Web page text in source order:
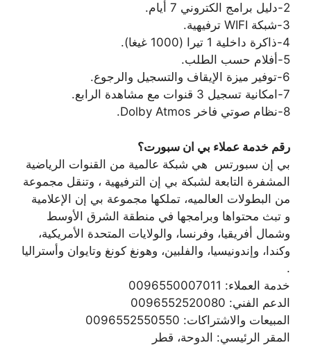
2-دليل برامج الكتروني 7 أيام.
3-شبكة WIFI ترفيهية.
4-ذاكرة داخلية 1 تيرا (1000 غيغا).
5-أفلام حسب الطلب.
6-توفير ميزة الإيقاف والتسجيل والرجوع.
7-امكانية تسجيل 3 قنوات مع مشاهدة الرابع.
8-نظام صوتي فاخر Dolby Atmos.
رقم خدمة عملاء بي ان سبورت؟
بي إن سبورتس ‏ هي شبكة عالمية من القنوات الرياضية
المشفرة التابعة لشبكة بي إن الترفيهية ‏، وتنقل مجموعة
من البطولات العالميه، تملكها مجموعة بي إن الإعلامية ‏
و تبث محتواها وبرامجها في منطقة الشرق الأوسط
وشمال أفريقيا، وفرنسا، والولايات المتحدة الأمريكية،
وكندا، وإندونيسيا، والفلبين، وهونغ كونغ وتايوان وأستراليا
.
خدمة العملاء: 0096550007011
الدعم الفني: 0096552520080
المبيعات والاشتراكات: 0096552550550
المقر الرئيسي: الدوحة، قطر